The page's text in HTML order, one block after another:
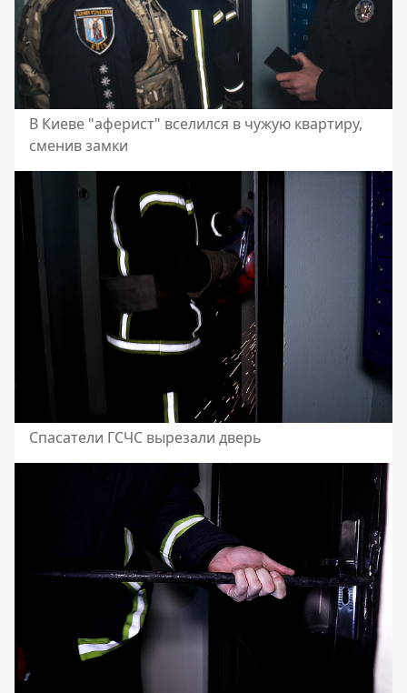
В Киеве "аферист" вселился в чужую квартиру,
сменив замки
Спасатели ГСЧС вырезали дверь